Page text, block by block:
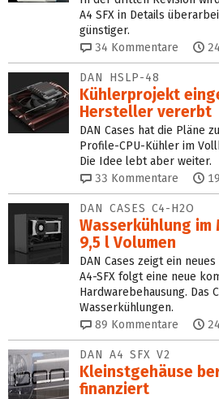
A4 SFX in Details
günstiger.
34 Kommentare
DAN HSLP-48
Kühlerprojekt
Hersteller vererbt
DAN Cases hat die Pläne
Profile-CPU-Kühler im
Die Idee lebt aber weiter.
33 Kommentare
DAN CASES C4-H2O
Wasserkühlung im
9,5 l Volumen
DAN Cases zeigt ein
A4-SFX folgt eine neue
Hardwarebehausung. Das
Wasserkühlungen.
89 Kommentare
DAN A4 SFX V2
Kleinstgehäuse
finanziert